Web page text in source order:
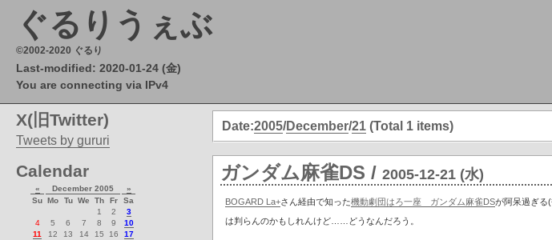
ぐるりうぇぶ
©2002-2020 ぐるり
Last-modified: 2020-01-24 (金)
You are connecting via IPv4
Date:2005/December/21 (Total 1 items)
ガンダム麻雀DS / 2005-12-21 (水)
BOGARD La+さん経由で知った機動劇団はろ一座 ガンダム麻雀DSが阿呆過ぎる
は判らんのかもしれんけど……どうなんだろう。
X(旧Twitter)
Tweets by gururi
Calendar
« December 2005
»
Su Mo Tu We Th Fr
Sa
1
2
3
4
5 6 7 8 9
10
11
12 13 14 15 16
17